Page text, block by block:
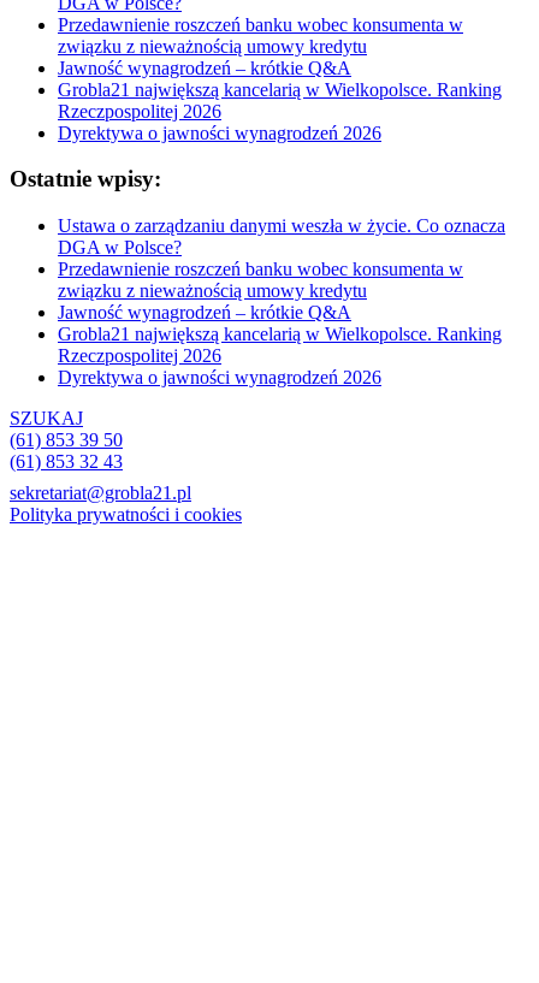
Przedawnienie roszczeń banku wobec konsumenta w
związku z nieważnością umowy kredytu
Jawność wynagrodzeń – krótkie Q&A
Grobla21 największą kancelarią w Wielkopolsce. Ranking
Rzeczpospolitej 2026
Dyrektywa o jawności wynagrodzeń 2026
Ostatnie wpisy:
Ustawa o zarządzaniu danymi weszła w życie. Co oznacza
DGA w Polsce?
Przedawnienie roszczeń banku wobec konsumenta w
związku z nieważnością umowy kredytu
Jawność wynagrodzeń – krótkie Q&A
Grobla21 największą kancelarią w Wielkopolsce. Ranking
Rzeczpospolitej 2026
Dyrektywa o jawności wynagrodzeń 2026
SZUKAJ
(61) 853 39 50
(61) 853 32 43
sekretariat@grobla21.pl
Polityka prywatności i cookies